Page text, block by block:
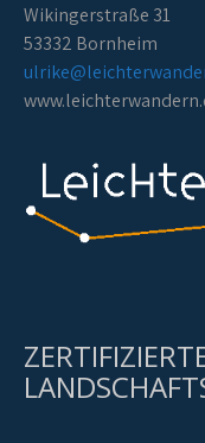
Wikingerstraße 31
53332 Bornheim